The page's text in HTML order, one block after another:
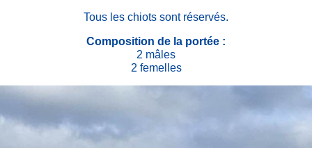
Tous les chiots sont réservés.
Composition de la portée :
2 mâles
2 femelles